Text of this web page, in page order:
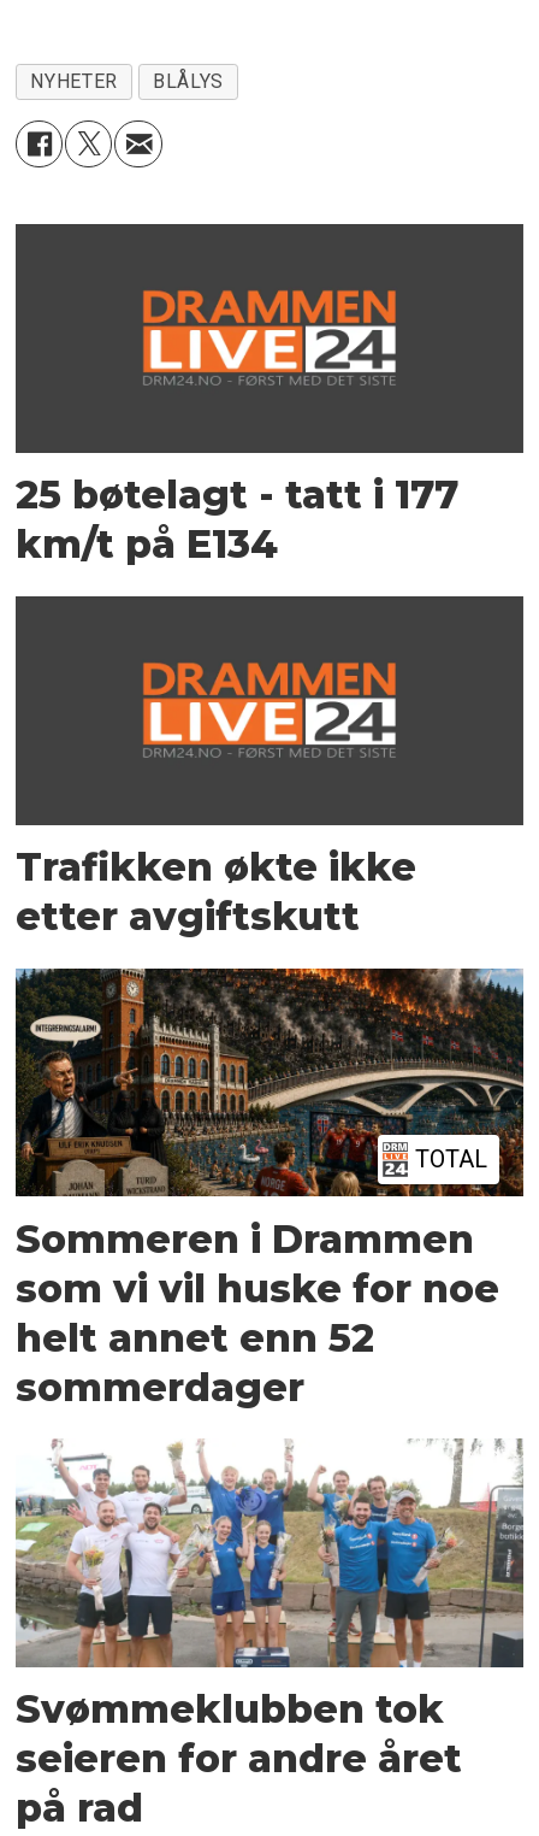
NYHETER BLÅLYS
25 bøtelagt - tatt i 177
km/t på E134
Trafikken økte ikke
etter avgiftskutt
TOTAL
Sommeren i Drammen
som vi vil huske for noe
helt annet enn 52
sommerdager
Svømmeklubben tok
seieren for andre året
på rad